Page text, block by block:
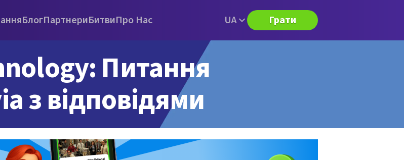
БлогПартнериБитвиПро Нас UA Грати
Питання
з відповідями